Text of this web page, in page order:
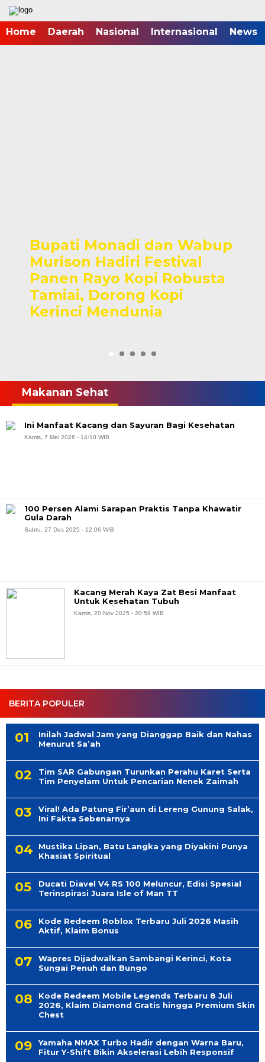
Home Daerah Nasional Internasional News
Bupati Monadi dan Wabup
Murison Hadiri Festival
Panen Rayo Kopi Robusta
Tamiai, Dorong Kopi
Kerinci Mendunia
BERITA POPULER
Inilah Jadwal Jam yang Dianggap Baik dan Nahas
Menurut Sa’ah
Tim SAR Gabungan Turunkan Perahu Karet Serta
Tim Penyelam Untuk Pencarian Nenek Zaimah
Viral! Ada Patung Fir’aun di Lereng Gunung Salak,
Ini Fakta Sebenarnya
Mustika Lipan, Batu Langka yang Diyakini Punya
Khasiat Spiritual
Ducati Diavel V4 RS 100 Meluncur, Edisi Spesial
Terinspirasi Juara Isle of Man TT
Kode Redeem Roblox Terbaru Juli 2026 Masih
Aktif, Klaim Bonus
Wapres Dijadwalkan Sambangi Kerinci, Kota
Sungai Penuh dan Bungo
Kode Redeem Mobile Legends Terbaru 8 Juli
2026, Klaim Diamond Gratis hingga Premium Skin
Chest
Yamaha NMAX Turbo Hadir dengan Warna Baru,
Fitur Y-Shift Bikin Akselerasi Lebih Responsif
Makanan Sehat
Ini Manfaat Kacang dan Sayuran Bagi Kesehatan
Kamis, 7 Mei 2026 - 14:10 WIB
100 Persen Alami Sarapan Praktis Tanpa Khawatir
Gula Darah
Sabtu, 27 Des 2025 - 12:06 WIB
Kacang Merah Kaya Zat Besi Manfaat
Untuk Kesehatan Tubuh
Kamis, 20 Nov 2025 - 20:59 WIB